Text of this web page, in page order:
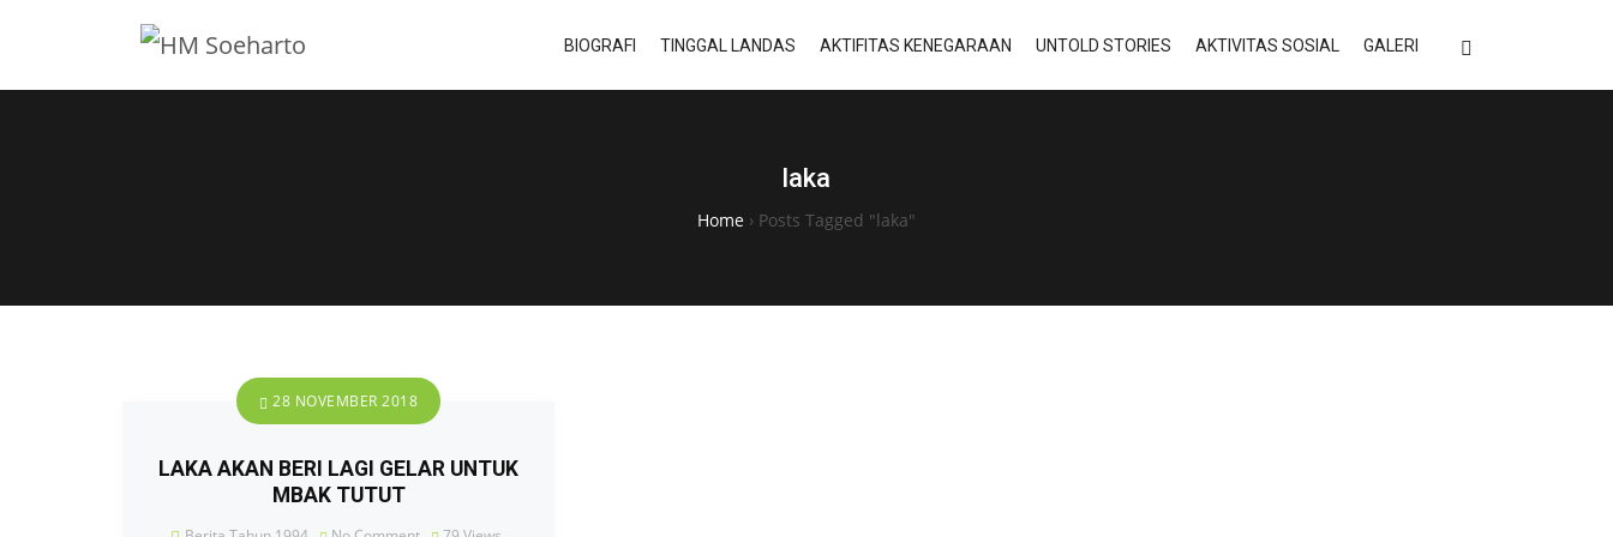
BIOGRAFI TINGGAL LANDAS AKTIFITAS KENEGARAAN UNTOLD STORIES AKTIVITAS SOSIAL GALERI
laka
Home › Posts Tagged "laka"
28 NOVEMBER 2018
LAKA AKAN BERI LAGI GELAR UNTUK
MBAK TUTUT